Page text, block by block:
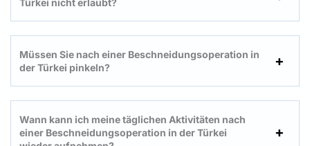
Müssen Sie nach einer Beschneidungsoperation in
der Türkei pinkeln?
Wann kann ich meine täglichen Aktivitäten nach
einer Beschneidungsoperation in der Türkei